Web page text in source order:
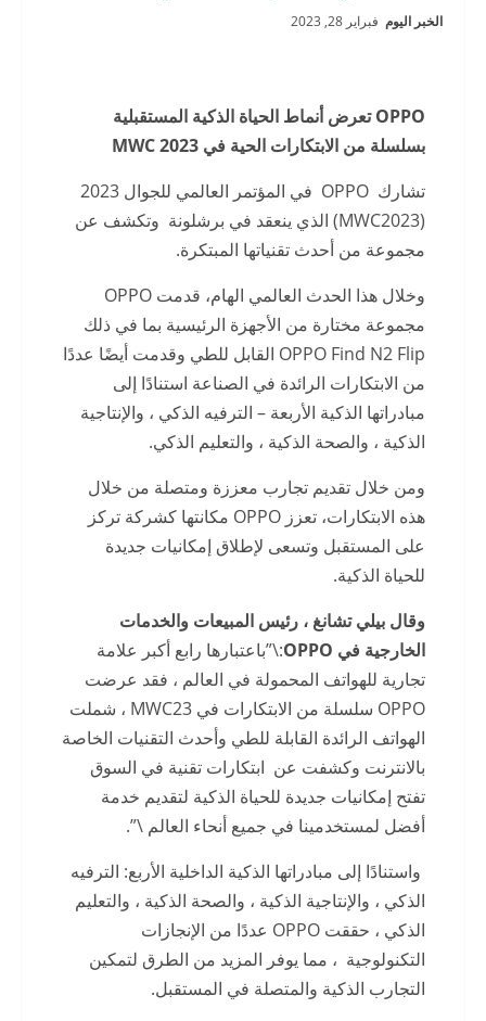
الخبر اليوم فبراير 28, 2023
OPPOتعرض أنماط الحياة الذكية المستقبلية
بسلسلة من الابتكارات الحية في MWC 2023
تشارك OPPO في المؤتمر العالمي للجوال 2023
(MWC2023) الذي ينعقد في برشلونة وتكشف عن
مجموعة من أحدث تقنياتها المبتكرة.
وخلال هذا الحدث العالمي الهام، قدمت OPPO
مجموعة مختارة من الأجهزة الرئيسية بما في ذلك
OPPO Find N2 Flip القابل للطي وقدمت أيضًا عددًا
من الابتكارات الرائدة في الصناعة استنادًا إلى
مبادراتها الذكية الأربعة – الترفيه الذكي ، والإنتاجية
الذكية ، والصحة الذكية ، والتعليم الذكي.
ومن خلال تقديم تجارب معززة ومتصلة من خلال
هذه الابتكارات، تعزز OPPO مكانتها كشركة تركز
على المستقبل وتسعى لإطلاق إمكانيات جديدة
للحياة الذكية.
وقال بيلي تشانغ ، رئيس المبيعات والخدمات
الخارجية في OPPO:\”باعتبارها رابع أكبر علامة
تجارية للهواتف المحمولة في العالم ، فقد عرضت
OPPO سلسلة من الابتكارات في MWC23 ، شملت
الهواتف الرائدة القابلة للطي وأحدث التقنيات الخاصة
بالانترنت وكشفت عن ابتكارات تقنية في السوق
تفتح إمكانيات جديدة للحياة الذكية لتقديم خدمة
أفضل لمستخدمينا في جميع أنحاء العالم \”.
واستنادًا إلى مبادراتها الذكية الداخلية الأربع: الترفيه
الذكي ، والإنتاجية الذكية ، والصحة الذكية ، والتعليم
الذكي ، حققت OPPO عددًا من الإنجازات
التكنولوجية ، مما يوفر المزيد من الطرق لتمكين
التجارب الذكية والمتصلة في المستقبل.